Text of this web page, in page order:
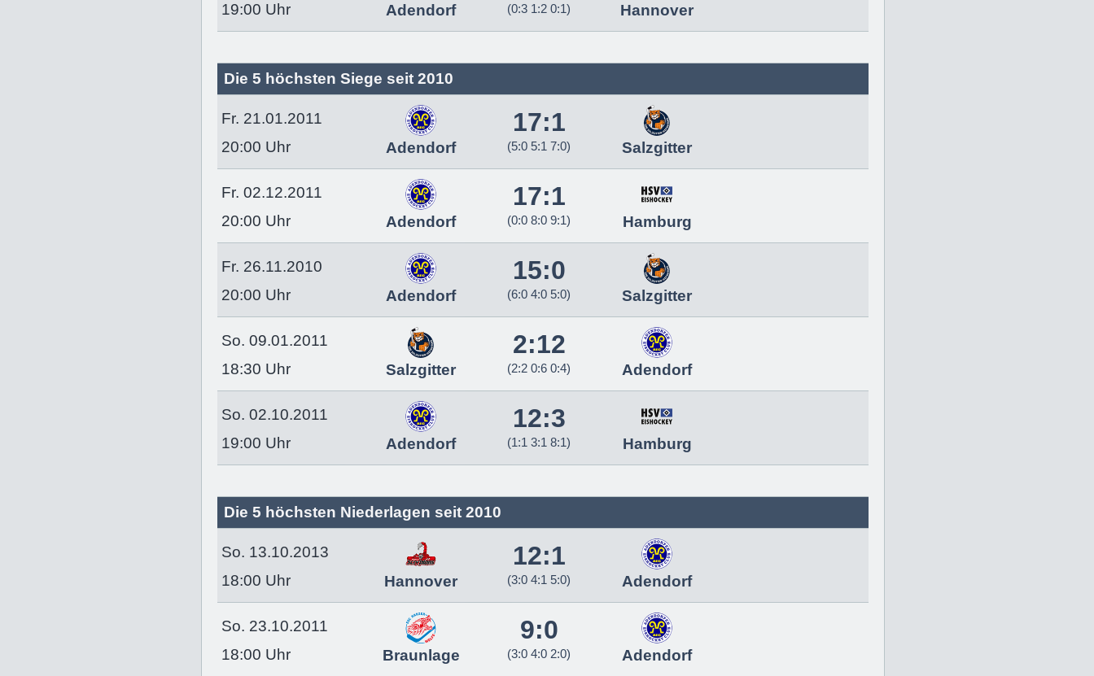
19:00 Uhr
Adendorf (0:3 1:2 0:1) Hannover
Die 5 höchsten Siege seit 2010
Fr. 21.01.2011
20:00 Uhr
Adendorf
17:1
(5:0 5:1 7:0) Salzgitter
Fr. 02.12.2011
20:00 Uhr
Adendorf
17:1
(0:0 8:0 9:1) Hamburg
Fr. 26.11.2010
20:00 Uhr
Adendorf
15:0
(6:0 4:0 5:0) Salzgitter
So. 09.01.2011
18:30 Uhr
Salzgitter
2:12
(2:2 0:6 0:4) Adendorf
So. 02.10.2011
19:00 Uhr
Adendorf
12:3
(1:1 3:1 8:1) Hamburg
Die 5 höchsten Niederlagen seit 2010
So. 13.10.2013
18:00 Uhr
Hannover
12:1
(3:0 4:1 5:0) Adendorf
So. 23.10.2011
18:00 Uhr
Braunlage
9:0
(3:0 4:0 2:0) Adendorf